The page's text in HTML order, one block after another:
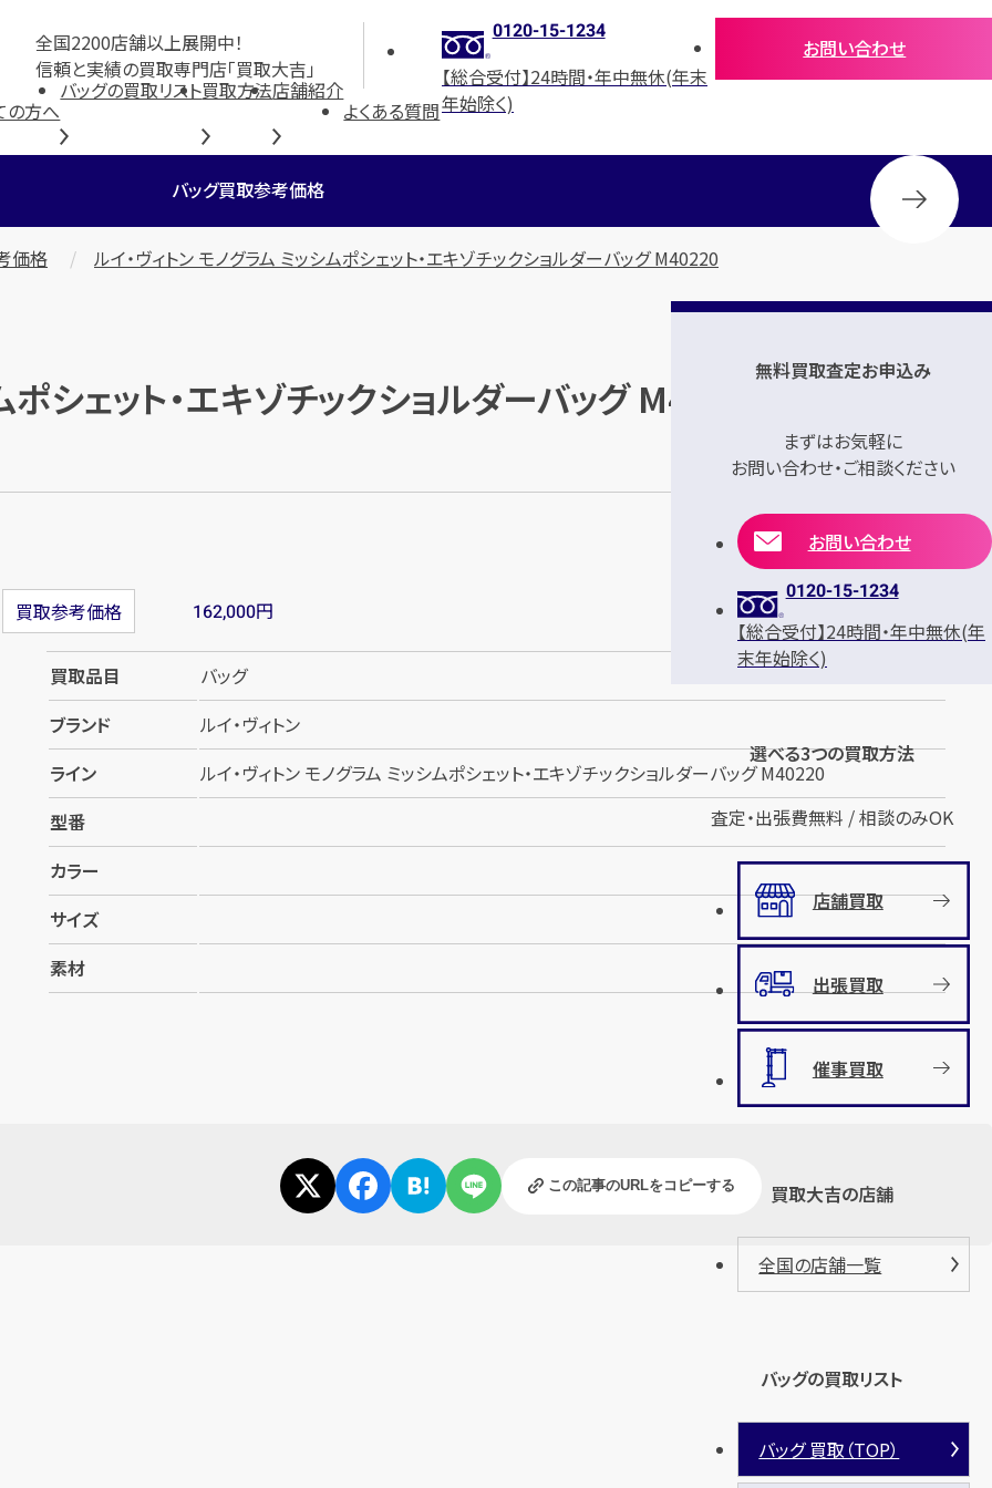
全国2200店舗以上展開中！
信頼と実績の買取専門店「買取大吉」
0120-15-1234
【総合受付】24時間・年中無休(年末
年始除く)
お問い合わせ
の方へ
バッグの買取リスト買取方法店舗紹介
よくある質問
バッグ買取参考価格
価格 ルイ・ヴィトン モノグラム ミッシムポシェット・エキゾチックショルダーバッグ M40220
ポシェット・エキゾチックショルダーバッグ M40220」の買取参考
買取参考価格 162,000円
買取品目
バッグ
ブランド
ルイ・ヴィトン
ライン
ルイ・ヴィトン モノグラム ミッシムポシェット・エキゾチックショルダーバッグ M40220
型番
カラー
サイズ
素材
この記事のURLをコピーする
無料買取査定お申込み
まずはお気軽に
お問い合わせ・ご相談ください
お問い合わせ
0120-15-1234
【総合受付】24時間・年中無休(年
末年始除く)
選べる3つの買取方法
査定・出張費無料 / 相談のみOK
店舗買取
出張買取
催事買取
買取大吉の店舗
全国の店舗一覧
バッグの買取リスト
バッグ 買取（TOP）